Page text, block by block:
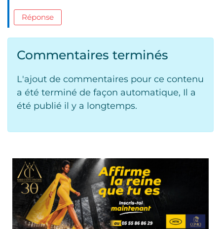
Réponse
Commentaires terminés
L'ajout de commentaires pour ce contenu
a été terminé de façon automatique, Il a
été publié il y a longtemps.